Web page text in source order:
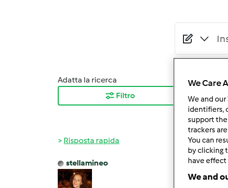
Adatta la ricerca
Filtro
Ordina
I
Risposta rapida
stellamineo
leggi
We Care
We and our
identifiers,
support the
trackers
You can
by clicking
have effect
We and